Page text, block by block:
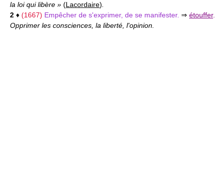
la loi qui libère » (Lacordaire)
2 ♦ (1667) Empêcher de s'exprimer, de se manifester. ⇒ étouffer.
Opprimer les consciences, la liberté, l'opinion.